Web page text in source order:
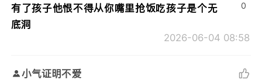
有了孩子他恨不得从你嘴里抢饭吃孩子是个无
底洞
2026-06-04 08:58
0
小气证明不爱